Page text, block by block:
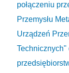
połączeniu
Przemysłu
Urządzeń
Technicznych"